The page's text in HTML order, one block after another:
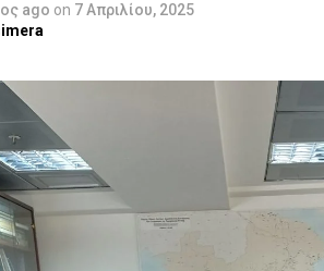
ago on 7 Απριλίου, 2025